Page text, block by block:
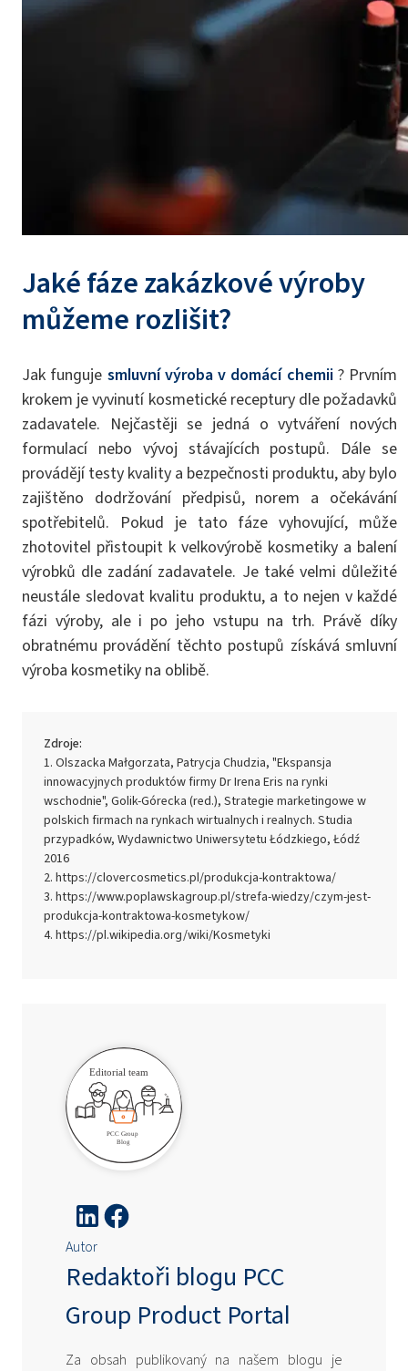
Jaké fáze zakázkové výroby
můžeme rozlišit?
Jak funguje smluvní výroba v domácí chemii? Prvním
krokem je vyvinutí kosmetické receptury dle požadavků
zadavatele. Nejčastěji se jedná o vytváření nových
formulací nebo vývoj stávajících postupů. Dále se
provádějí testy kvality a bezpečnosti produktu, aby bylo
zajištěno dodržování předpisů, norem a očekávání
spotřebitelů. Pokud je tato fáze vyhovující, může
zhotovitel přistoupit k velkovýrobě kosmetiky a balení
výrobků dle zadání zadavatele. Je také velmi důležité
neustále sledovat kvalitu produktu, a to nejen v každé
fázi výroby, ale i po jeho vstupu na trh. Právě díky
obratnému provádění těchto postupů získává smluvní
výroba kosmetiky na oblibě.
Zdroje:
Olszacka Małgorzata, Patrycja Chudzia, "Ekspansja
innowacyjnych produktów firmy Dr Irena Eris na rynki
wschodnie", Golik-Górecka (red.), Strategie marketingowe w
polskich firmach na rynkach wirtualnych i realnych. Studia
przypadków, Wydawnictwo Uniwersytetu Łódzkiego, Łódź
2016
https://clovercosmetics.pl/produkcja-kontraktowa/
https://www.poplawskagroup.pl/strefa-wiedzy/czym-jest-
produkcja-kontraktowa-kosmetykow/
https://pl.wikipedia.org/wiki/Kosmetyki
Autor
Redaktoři blogu PCC
Group Product Portal
Za obsah publikovaný na našem blogu je